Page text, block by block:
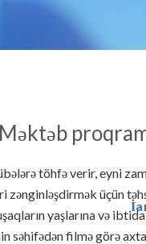
Məktəb
töhfə verir, eyni
zənginləşdirmək üçün
yaşlarına və
səhifədən filmə görə